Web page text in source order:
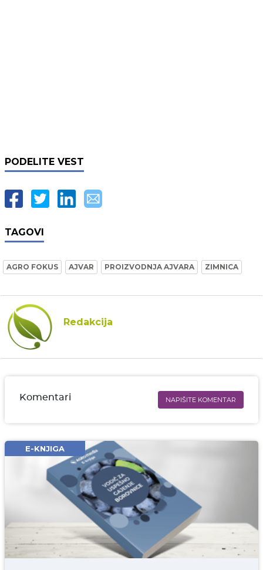
PODELITE VEST
TAGOVI
AGRO FOKUS AJVAR PROIZVODNJA AJVARA ZIMNICA
Redakcija
Komentari NAPIŠITE KOMENTAR
Email* obavezno
Komentar* obavezno
E-KNJIGA